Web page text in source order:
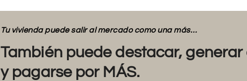
Tu vivienda puede salir al mercado como una más…
También puede destacar, generar
y pagarse por MÁS.